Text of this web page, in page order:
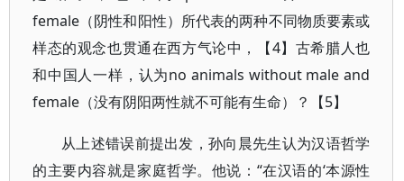
female（阴性和阳性）所代表的两种不同物质要素或
样态的观念也贯通在西方气论中，【4】古希腊人也
和中国人一样，认为no animals without male and
female（没有阴阳两性就不可能有生命）？【5】
从上述错误前提出发，孙向晨先生认为汉语哲学
的主要内容就是家庭哲学。他说：“在汉语的‘本源性